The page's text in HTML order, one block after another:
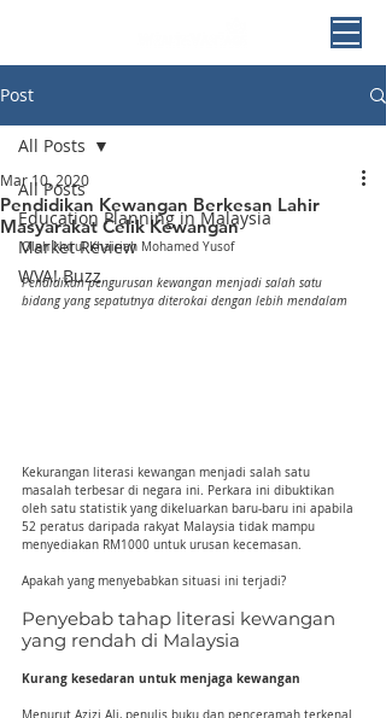
Post
All Posts
Education Planning in Malaysia
Market Review
WVA! Buzz
All Posts
Pendidikan Kewangan Berkesan Lahir
Masyarakat Celik Kewangan
Mar 10, 2020
Oleh Nurul Khairiah Mohamed Yusof
Pendidikan pengurusan kewangan menjadi salah satu
bidang yang sepatutnya diterokai dengan lebih mendalam
Kekurangan literasi kewangan menjadi salah satu
masalah terbesar di negara ini. Perkara ini dibuktikan
oleh satu statistik yang dikeluarkan baru-baru ini apabila
52 peratus daripada rakyat Malaysia tidak mampu
menyediakan RM1000 untuk urusan kecemasan.
Apakah yang menyebabkan situasi ini terjadi?
Penyebab tahap literasi kewangan
yang rendah di Malaysia
Kurang kesedaran untuk menjaga kewangan